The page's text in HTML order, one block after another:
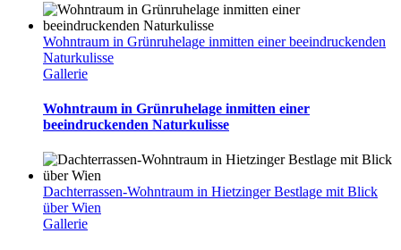
Wohntraum in Grünruhelage inmitten einer beeindruckenden
Naturkulisse
Gallerie
Wohntraum in Grünruhelage inmitten einer
beeindruckenden Naturkulisse
Dachterrassen-Wohntraum in Hietzinger Bestlage mit Blick
über Wien
Gallerie